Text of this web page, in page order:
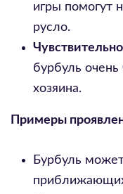
игры помогут
русло.
бурбуль
хозяина.
Примеры
Бурбуль